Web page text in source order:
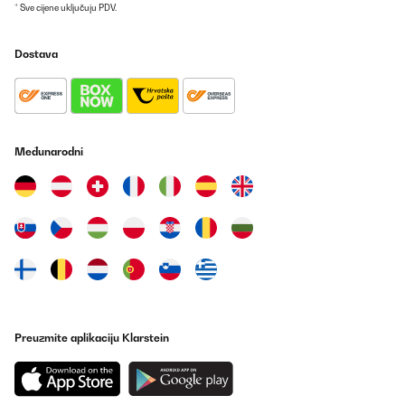
Excellent produit , de plus, très esthétique visuellement.
Utilisateur d'Amazon
Prevedi
Parfait. Une belle machine qui fait un excellent café. Je l'utilise
depuis plusieurs semaines et j'en suis extrêmement satisfait.
Utilisateur d'Amazon
Parfait. Une belle machine qui fait un excellent café. Je l’utilise
depuis plusieurs semaines et j’en suis extrêmement satisfait.
Utilisateur d'Amazon
* Sve cijene uključuju PDV.
Dostava
Međunarodni
Preuzmite aplikaciju Klarstein